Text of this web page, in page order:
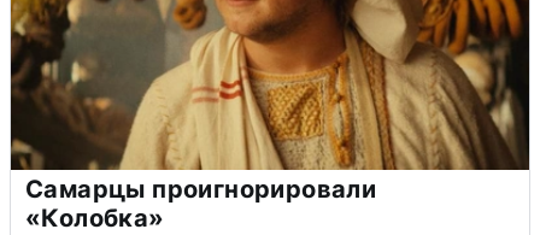
Самарцы проигнорировали
«Колобка»